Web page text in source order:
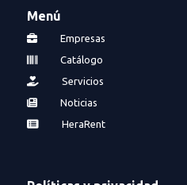
Menú
Empresas
Catálogo
Servicios
Noticias
HeraRent